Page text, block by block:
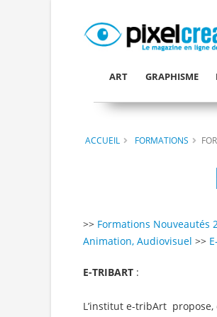
ART GRAPHISME
ACCUEIL FORMATIONS
>> Formations Nouveautés
Animation, Audiovisuel >>
E-TRIBART :
L’institut e-tribArt